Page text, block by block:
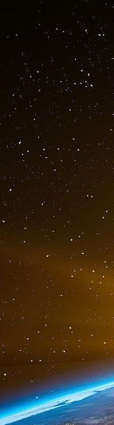
Comme le
l’on ajoute
83,4 %.
Les
territoriales)
cette date,
Rappelons
dépasse
La crise du
Pour
les marchés
son
d’euros
France
Mesurer
Pour
peut
Depuis
début des
désormais